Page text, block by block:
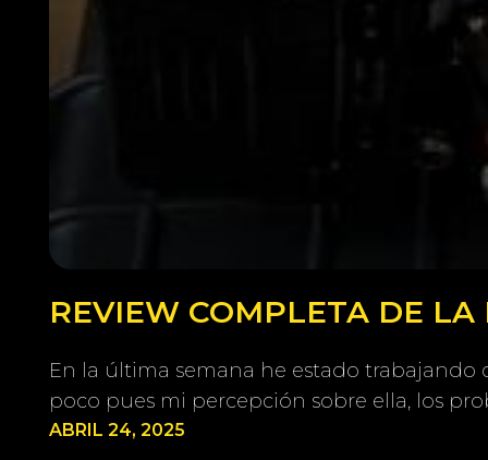
REVIEW COMPLETA DE LA
En la última semana he estado
poco pues mi percepción sobre ella, los
ABRIL 24, 2025